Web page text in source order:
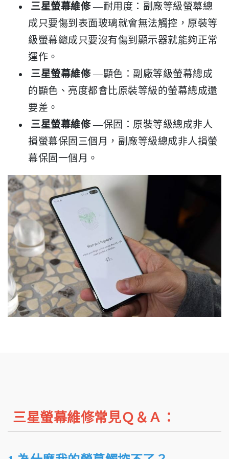
三星螢幕維修 —耐用度：副廠等級螢幕總
成只要傷到表面玻璃就會無法觸控，原裝等
級螢幕總成只要沒有傷到顯示器就能夠正常
運作。
三星螢幕維修 —顯色：副廠等級螢幕總成
的顯色、亮度都會比原裝等級的螢幕總成還
要差。
三星螢幕維修 —保固：原裝等級總成非人
損螢幕保固三個月，副廠等級總成非人損螢
幕保固一個月。
三星螢幕維修常見Ｑ＆Ａ：